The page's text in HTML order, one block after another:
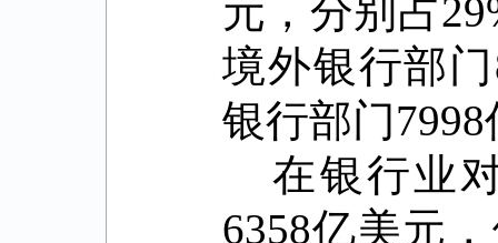
元，分别占
境外银行部门
银行部门 7998
在银行业
6358亿美元